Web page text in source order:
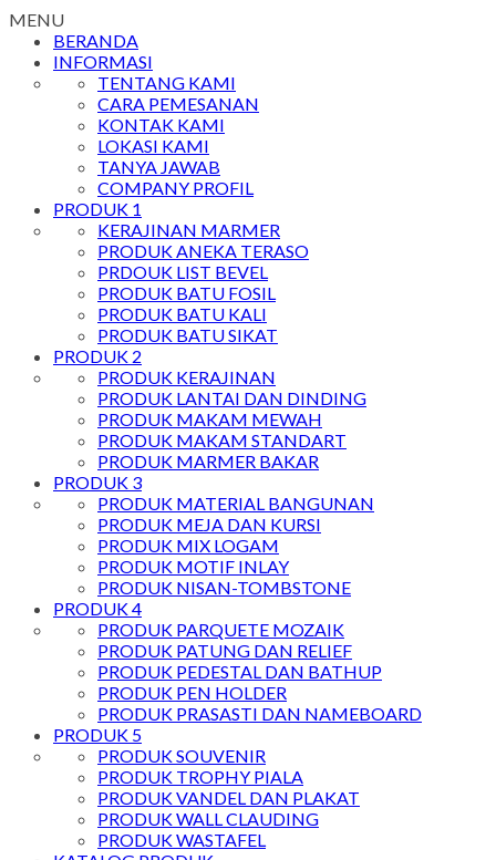
MENU
BERANDA
INFORMASI
TENTANG KAMI
CARA PEMESANAN
KONTAK KAMI
LOKASI KAMI
TANYA JAWAB
COMPANY PROFIL
PRODUK 1
KERAJINAN MARMER
PRODUK ANEKA TERASO
PRDOUK LIST BEVEL
PRODUK BATU FOSIL
PRODUK BATU KALI
PRODUK BATU SIKAT
PRODUK 2
PRODUK KERAJINAN
PRODUK LANTAI DAN DINDING
PRODUK MAKAM MEWAH
PRODUK MAKAM STANDART
PRODUK MARMER BAKAR
PRODUK 3
PRODUK MATERIAL BANGUNAN
PRODUK MEJA DAN KURSI
PRODUK MIX LOGAM
PRODUK MOTIF INLAY
PRODUK NISAN-TOMBSTONE
PRODUK 4
PRODUK PARQUETE MOZAIK
PRODUK PATUNG DAN RELIEF
PRODUK PEDESTAL DAN BATHUP
PRODUK PEN HOLDER
PRODUK PRASASTI DAN NAMEBOARD
PRODUK 5
PRODUK SOUVENIR
PRODUK TROPHY PIALA
PRODUK VANDEL DAN PLAKAT
PRODUK WALL CLAUDING
PRODUK WASTAFEL